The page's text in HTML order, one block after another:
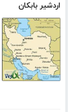
اردشیر بابکان